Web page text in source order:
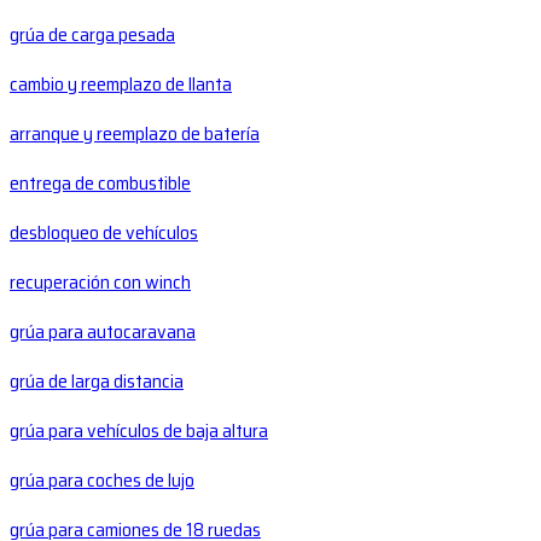
grúa de carga pesada
cambio y reemplazo de llanta
arranque y reemplazo de batería
entrega de combustible
desbloqueo de vehículos
recuperación con winch
grúa para autocaravana
grúa de larga distancia
grúa para vehículos de baja altura
grúa para coches de lujo
grúa para camiones de 18 ruedas